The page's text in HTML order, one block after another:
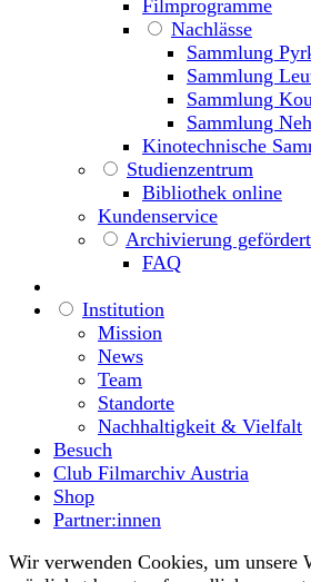
Filmprogramme
Nachlässe
Sammlung
Sammlung
Sammlung
Sammlung
Kinotechnische
Studienzentrum
Bibliothek online
Kundenservice
Archivierung
FAQ
Institution
Mission
News
Team
Standorte
Nachhaltigkeit & Vielfalt
Besuch
Club Filmarchiv Austria
Shop
Partner:innen
Wir verwenden Cookies, um unsere